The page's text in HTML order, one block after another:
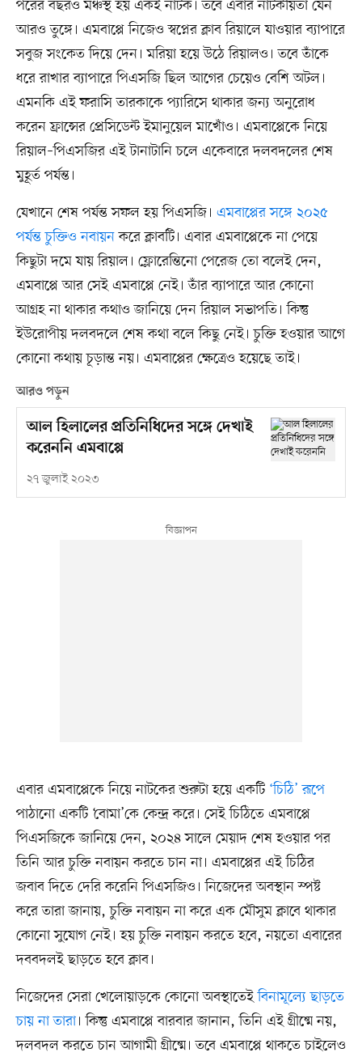
পরের বছরও মঞ্চস্থ হয় একই নাটক। তবে এবার নাটকীয়তা যেন
আরও তুঙ্গে। এমবাপ্পে নিজেও স্বপ্নের ক্লাব রিয়ালে যাওয়ার ব্যাপারে
সবুজ সংকেত দিয়ে দেন। মরিয়া হয়ে উঠে রিয়ালও। তবে তাঁকে
ধরে রাখার ব্যাপারে পিএসজি ছিল আগের চেয়েও বেশি অটল।
এমনকি এই ফরাসি তারকাকে প্যারিসে থাকার জন্য অনুরোধ
করেন ফ্রান্সের প্রেসিডেন্ট ইমানুয়েল মাখোঁও। এমবাপ্পেকে নিয়ে
রিয়াল–পিএসজির এই টানাটানি চলে একেবারে দলবদলের শেষ
মুহূর্ত পর্যন্ত।
যেখানে শেষ পর্যন্ত সফল হয় পিএসজি। এমবাপ্পের সঙ্গে ২০২৫
পর্যন্ত চুক্তিও নবায়নকরে ক্লাবটি। এবার এমবাপ্পেকে না পেয়ে
কিছুটা দমে যায় রিয়াল। ফ্লোরেন্তিনো পেরেজ তো বলেই দেন,
এমবাপ্পে আর সেই এমবাপ্পে নেই। তাঁর ব্যাপারে আর কোনো
আগ্রহ না থাকার কথাও জানিয়ে দেন রিয়াল সভাপতি। কিন্তু
ইউরোপীয় দলবদলে শেষ কথা বলে কিছু নেই। চুক্তি হওয়ার আগে
কোনো কথায় চূড়ান্ত নয়। এমবাপ্পের ক্ষেত্রেও হয়েছে তাই।
আরও পড়ুন
আল হিলালের প্রতিনিধিদের সঙ্গে দেখাই
করেননি এমবাপ্পে
২৭ জুলাই ২০২৩
এবার এমবাপ্পেকে নিয়ে নাটকের শুরুটা হয়ে একটি ‘চিঠি’ রূপে
পাঠানো একটি ‘বোমা’কে কেন্দ্র করে। সেই চিঠিতে এমবাপ্পে
পিএসজিকে জানিয়ে দেন, ২০২৪ সালে মেয়াদ শেষ হওয়ার পর
তিনি আর চুক্তি নবায়ন করতে চান না। এমবাপ্পের এই চিঠির
জবাব দিতে দেরি করেনি পিএসজিও। নিজেদের অবস্থান স্পষ্ট
করে তারা জানায়, চুক্তি নবায়ন না করে এক মৌসুম ক্লাবে থাকার
কোনো সুযোগ নেই। হয় চুক্তি নবায়ন করতে হবে, নয়তো এবারের
দববদলই ছাড়তে হবে ক্লাব।
নিজেদের সেরা খেলোয়াড়কে কোনো অবস্থাতেইবিনামূল্যে ছাড়তে
চায় না তারা। কিন্তু এমবাপ্পে বারবার জানান, তিনি এই গ্রীষ্মে নয়,
দলবদল করতে চান আগামী গ্রীষ্মে। তবে এমবাপ্পে থাকতে চাইলেও